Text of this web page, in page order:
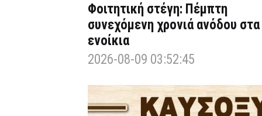
Φοιτητική στέγη: Πέμπτη
συνεχόμενη χρονιά ανόδου στα
ενοίκια
2026-08-09 03:52:45